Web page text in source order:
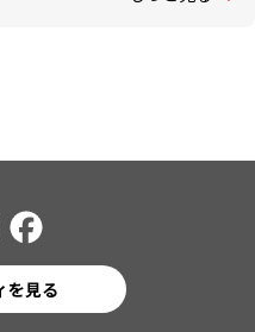
を見る